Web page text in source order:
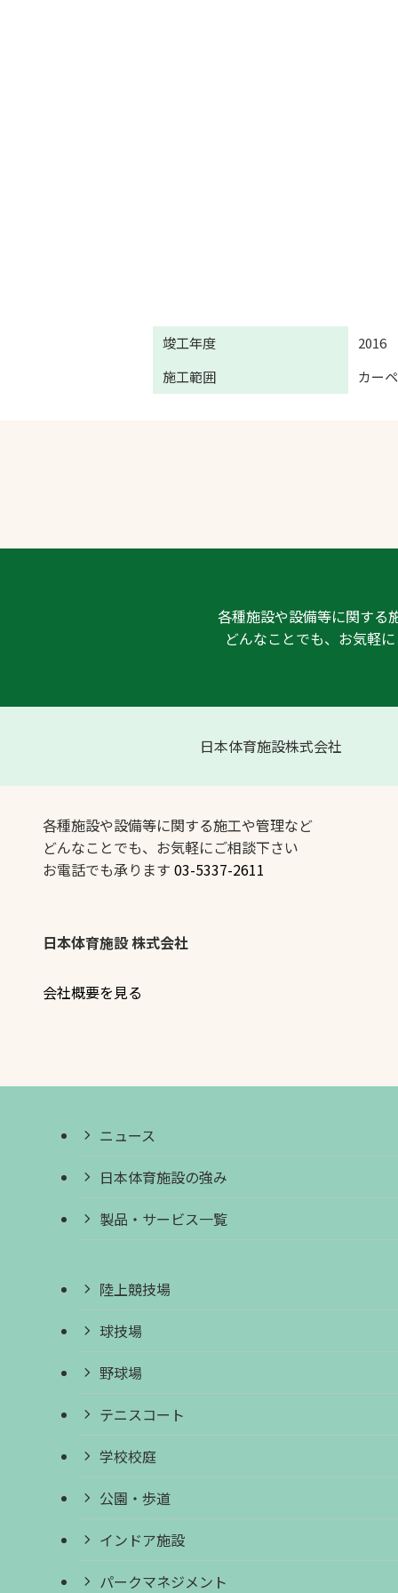
竣工年度
2016
施工範囲
カー
各種施設や設備等に関する
どんなことでも、お気軽
日本体育施設株式会社
各種施設や設備等に関する施工や管理など
どんなことでも、お気軽にご相談下さい
お電話でも承ります 03-5337-2611
日本体育施設 株式会社
会社概要を見る
ニュース
日本体育施設の強み
製品・サービス一覧
陸上競技場
球技場
野球場
テニスコート
学校校庭
公園・歩道
インドア施設
パークマネジメント